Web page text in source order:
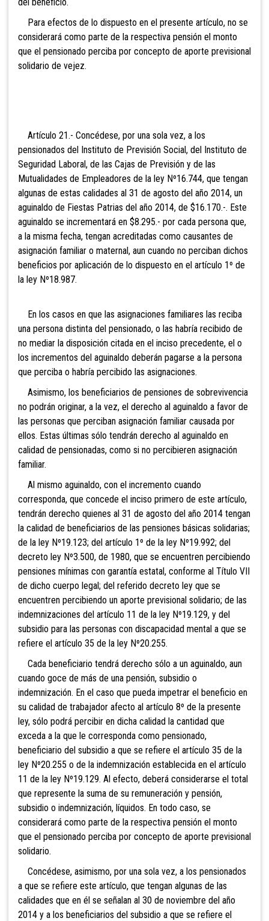
Para efectos de lo dispuesto en el presente artículo, no se
considerará como parte de la respectiva pensión el monto
que el pensionado perciba por concepto de aporte previsional
solidario de vejez.
Artículo 21.- Concédese, por una sola vez, a los
pensionados del Instituto de Previsión Social, del Instituto de
Seguridad Laboral, de las Cajas de Previsión y de las
Mutualidades de Empleadores de la ley Nº16.744, que tengan
algunas de estas calidades al 31 de agosto del año 2014, un
aguinaldo de Fiestas Patrias del año 2014, de $16.170.-. Este
aguinaldo se incrementará en $8.295.- por cada persona que,
a la misma fecha, tengan acreditadas como causantes de
asignación familiar o maternal, aun cuando no perciban dichos
beneficios por aplicación de lo dispuesto en el artículo 1º de
la ley Nº18.987.
En los casos en que las asignaciones familiares las reciba
una persona distinta del pensionado, o las habría recibido de
no mediar la disposición citada en el inciso precedente, el o
los incrementos del aguinaldo deberán pagarse a la persona
que perciba o habría percibido las asignaciones.
Asimismo, los beneficiarios de pensiones de sobrevivencia
no podrán originar, a la vez, el derecho al aguinaldo a favor de
las personas que perciban asignación familiar causada por
ellos. Estas últimas sólo tendrán derecho al aguinaldo en
calidad de pensionadas, como si no percibieren asignación
familiar.
Al mismo aguinaldo, con el incremento cuando
corresponda, que concede el inciso primero de este artículo,
tendrán derecho quienes al 31 de agosto del año 2014 tengan
la calidad de beneficiarios de las pensiones básicas solidarias;
de la ley Nº19.123; del artículo 1º de la ley Nº19.992; del
decreto ley Nº3.500, de 1980, que se encuentren percibiendo
pensiones mínimas con garantía estatal, conforme al Título VII
de dicho cuerpo legal; del referido decreto ley que se
encuentren percibiendo un aporte previsional solidario; de las
indemnizaciones del artículo 11 de la ley Nº19.129, y del
subsidio para las personas con discapacidad mental a que se
refiere el artículo 35 de la ley Nº20.255.
Cada beneficiario tendrá derecho sólo a un aguinaldo, aun
cuando goce de más de una pensión, subsidio o
indemnización. En el caso que pueda impetrar el beneficio en
su calidad de trabajador afecto al artículo 8º de la presente
ley, sólo podrá percibir en dicha calidad la cantidad que
exceda a la que le corresponda como pensionado,
beneficiario del subsidio a que se refiere el artículo 35 de la
ley Nº20.255 o de la indemnización establecida en el artículo
11 de la ley Nº19.129. Al efecto, deberá considerarse el total
que represente la suma de su remuneración y pensión,
subsidio o indemnización, líquidos. En todo caso, se
considerará como parte de la respectiva pensión el monto
que el pensionado perciba por concepto de aporte previsional
solidario.
Concédese, asimismo, por una sola vez, a los pensionados
a que se refiere este artículo, que tengan algunas de las
calidades que en él se señalan al 30 de noviembre del año
2014 y a los beneficiarios del subsidio a que se refiere el